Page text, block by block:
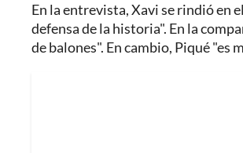
En la entrevista, Xavi se rindió en
defensa de la historia". En la
de balones". En cambio, Piqué "es